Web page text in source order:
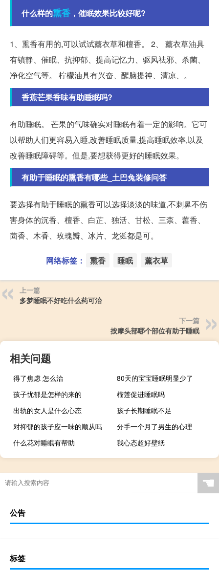
什么样的熏香 ，催眠效果比较好呢?
1、熏香有用的,可以试试薰衣草和檀香。 2、 薰衣草油具
有镇静、催眠、抗抑郁、提高记忆力、驱风祛邪、杀菌、
净化空气等。 柠檬油具有兴奋、醒脑提神、清凉、。
香蕉芒果香味有助睡眠吗?
有助睡眠。 芒果的气味确实对睡眠有着一定的影响。它可
以帮助人们更容易入睡,改善睡眠质量,提高睡眠效率,以及
改善睡眠障碍等。但是,要想获得更好的睡眠效果。
有助于睡眠的熏香有哪些_土巴兔装修问答
要选择有助于睡眠的熏香可以选择淡淡的味道,不刺鼻不伤
害身体的沉香、檀香、白芷、独活、甘松、三柰、藿香、
茴香、木香、玫瑰瓣、冰片、龙涎都是可。
网络标签： 熏香 睡眠 薰衣草
上一篇
多梦睡眠不好吃什么药可治
下一篇
按摩头部哪个部位有助于睡眠
相关问题
得了焦虑 怎么治
80天的宝宝睡眠明显少了
孩子忧郁是怎样的来的
榴莲促进睡眠吗
出轨的女人是什么心态
孩子长期睡眠不足
对抑郁的孩子应一味的顺从吗
分手一个月了男生的心理
什么花对睡眠有帮助
我心态超好壁纸
☚
公告
标签